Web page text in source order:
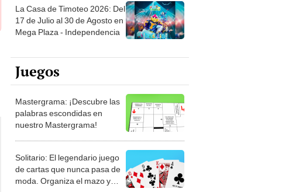
La Casa de Timoteo 2026: Del
17 de Julio al 30 de Agosto en
Mega Plaza - Independencia
Juegos
Mastergrama: ¡Descubre las
palabras escondidas en
nuestro Mastergrama!
Solitario: El legendario juego
de cartas que nunca pasa de
moda. Organiza el mazo y